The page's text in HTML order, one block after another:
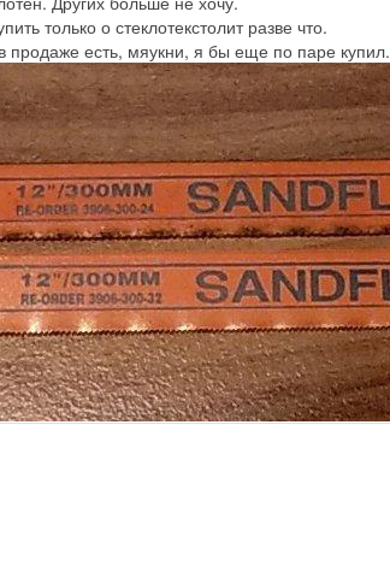
только о стеклотекстолит разве что.
есть, мяукни, я бы еще по паре купил.